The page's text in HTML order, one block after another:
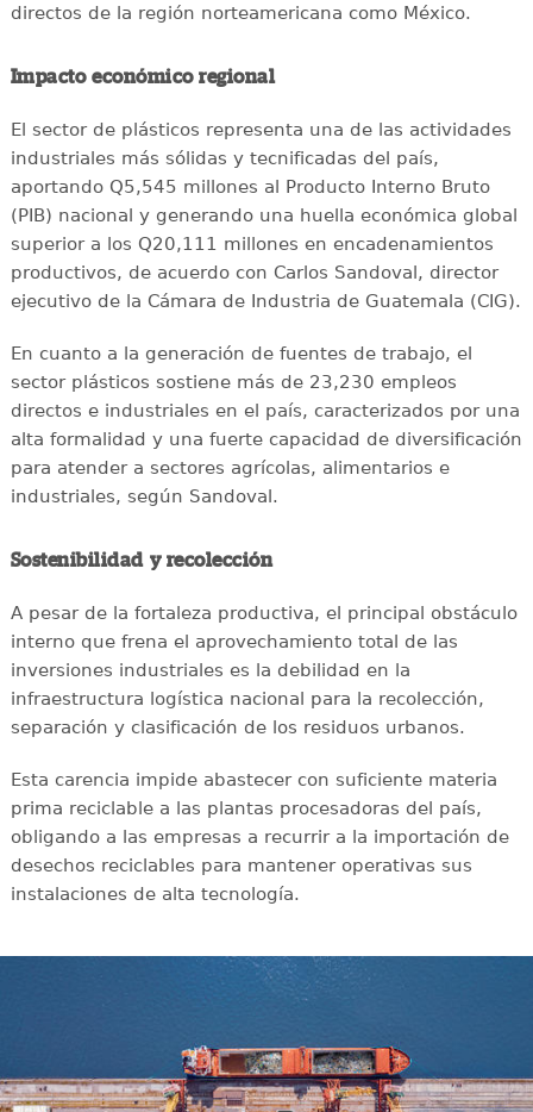
directos de la región norteamericana como México.
Impacto económico regional
El sector de plásticos representa una de las actividades
industriales más sólidas y tecnificadas del país,
aportando Q5,545 millones al Producto Interno Bruto
(PIB) nacional y generando una huella económica global
superior a los Q20,111 millones en encadenamientos
productivos, de acuerdo con Carlos Sandoval, director
ejecutivo de la Cámara de Industria de Guatemala (CIG).
En cuanto a la generación de fuentes de trabajo, el
sector plásticos sostiene más de 23,230 empleos
directos e industriales en el país, caracterizados por una
alta formalidad y una fuerte capacidad de diversificación
para atender a sectores agrícolas, alimentarios e
industriales, según Sandoval.
Sostenibilidad y recolección
A pesar de la fortaleza productiva, el principal obstáculo
interno que frena el aprovechamiento total de las
inversiones industriales es la debilidad en la
infraestructura logística nacional para la recolección,
separación y clasificación de los residuos urbanos.
Esta carencia impide abastecer con suficiente materia
prima reciclable a las plantas procesadoras del país,
obligando a las empresas a recurrir a la importación de
desechos reciclables para mantener operativas sus
instalaciones de alta tecnología.